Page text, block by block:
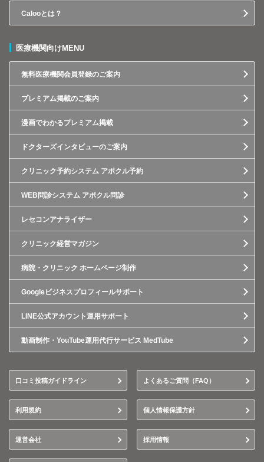
Calooとは？
医療機関向けMENU
無料医療機関会員登録のご案内
プレミアム掲載のご案内
漫画でわかるプレミアム掲載
ドクターズインタビューのご案内
クリニック予約システム アポクル予約
WEB問診システム アポクル問診
レセコンアナライザー
クリニック経営マガジン
病院・クリニック ホームページ制作
Googleビジネスプロフィールサポート
LINE公式アカウント運用サポート
動画制作・YouTube運用代行サービス MedTube
口コミ投稿ガイドライン よくあるご質問（FAQ）
利用規約 個人情報保護方針
運営会社 採用情報